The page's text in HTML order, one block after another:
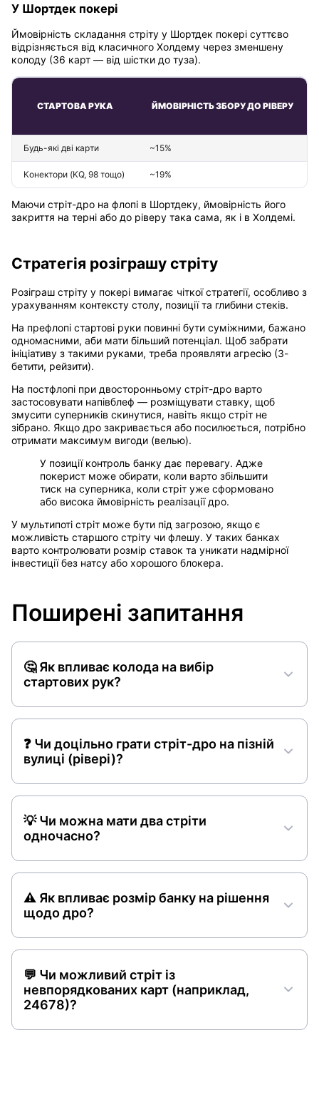
У Шортдек покері
Ймовірність складання стріту у Шортдек покері суттєво
відрізняється від класичного Холдему через зменшену
колоду (36 карт — від шістки до туза).
СТАРТОВА РУКА ЙМОВІРНІСТЬ ЗБОРУ ДО РІВЕРУ
Будь-які дві карти ~15%
Конектори (KQ, 98 тощо) ~19%
Маючи стріт-дро на флопі в Шортдеку, ймовірність його
закриття на терні або до ріверу така сама, як і в Холдемі.
Стратегія розіграшу стріту
Розіграш стріту у покері вимагає чіткої стратегії, особливо з
урахуванням контексту столу, позиції та глибини стеків.
На префлопі стартові руки повинні бути суміжними, бажано
одномасними, аби мати більший потенціал. Щоб забрати
ініціативу з такими руками, треба проявляти агресію (3-
бетити, рейзити).
На постфлопі при двосторонньому стріт-дро варто
застосовувати напівблеф — розміщувати ставку, щоб
змусити суперників скинутися, навіть якщо стріт не
зібрано. Якщо дро закривається або посилюється, потрібно
отримати максимум вигоди (велью).
У позиції контроль банку дає перевагу. Адже
покерист може обирати, коли варто збільшити
тиск на суперника, коли стріт уже сформовано
або висока ймовірність реалізації дро.
У мультипоті стріт може бути під загрозою, якщо є
можливість старшого стріту чи флешу. У таких банках
варто контролювати розмір ставок та уникати надмірної
інвестиції без натсу або хорошого блокера.
Поширені запитання
🤔 Як впливає колода на вибір
стартових рук?
❓ Чи доцільно грати стріт-дро на пізній
вулиці (рівері)?
💡 Чи можна мати два стріти
одночасно?
⚠️ Як впливає розмір банку на рішення
щодо дро?
💬 Чи можливий стріт із
невпорядкованих карт (наприклад,
24678)?